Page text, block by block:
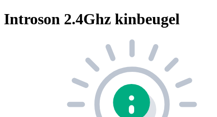
Introson 2.4Ghz kinbeugel